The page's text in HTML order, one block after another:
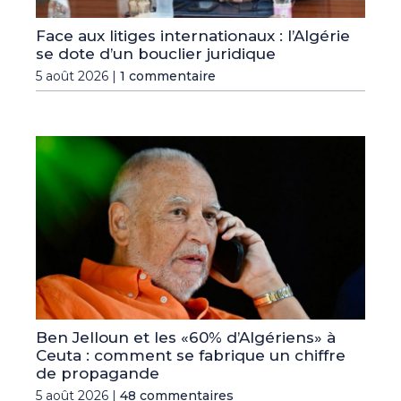
Face aux litiges internationaux : l’Algérie
se dote d’un bouclier juridique
5 août 2026 | 1 commentaire
Ben Jelloun et les «60% d’Algériens» à
Ceuta : comment se fabrique un chiffre
de propagande
5 août 2026 | 48 commentaires